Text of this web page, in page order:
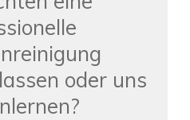
oder uns